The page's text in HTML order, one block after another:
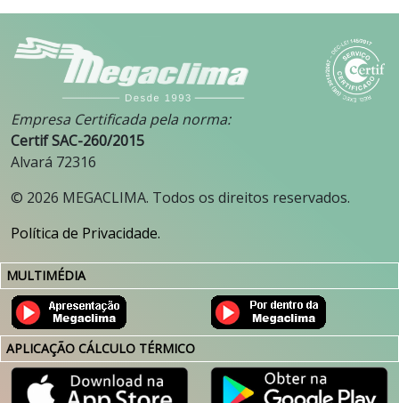
Empresa Certificada pela norma:
Certif SAC-260/2015
Alvará 72316
© 2026 MEGACLIMA. Todos os direitos reservados.
Política de Privacidade.
MULTIMÉDIA
APLICAÇÃO CÁLCULO TÉRMICO